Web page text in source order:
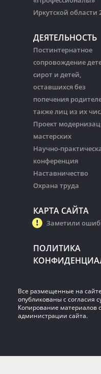
Иркутской области
ДЕЯТЕЛЬНОСТЬ
Постинтернатное
сопровождение
сирот и детей,
оставшихся без
попечения
также лиц из их
Проект
мастерских
Научно-
конференция
Наставничество
Охрана труда
КАРТА САЙТА
Заметили
ПОЛИТИКА
Все размещенные на
опубликованы с согласия
Копирование материалов
администрации сайта.